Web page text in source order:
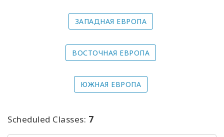
ЗАПАДНАЯ ЕВРОПА
ВОСТОЧНАЯ ЕВРОПА
ЮЖНАЯ ЕВРОПА
Scheduled Classes: 7